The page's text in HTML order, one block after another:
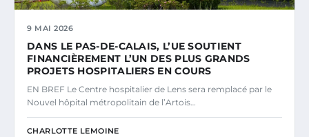
9 MAI 2026
DANS LE PAS-DE-CALAIS, L’UE SOUTIENT
FINANCIÈREMENT L’UN DES PLUS GRANDS
PROJETS HOSPITALIERS EN COURS
EN BREF Le Centre hospitalier de Lens sera remplacé par le
Nouvel hôpital métropolitain de l’Artois…
CHARLOTTE LEMOINE